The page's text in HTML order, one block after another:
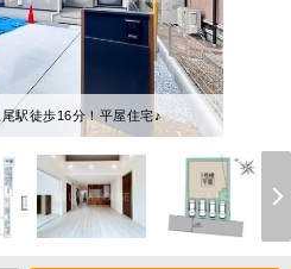
駅徒歩16分！平屋住宅♪